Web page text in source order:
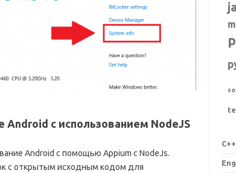
с использованием NodeJS
Android с помощью Appium с NodeJs.
с открытым исходным кодом для
C++